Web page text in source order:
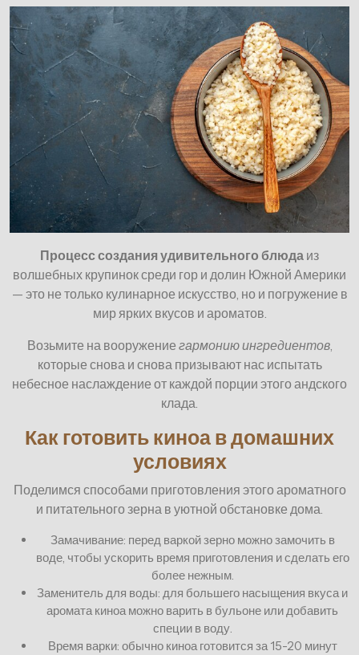
Процесс создания удивительного блюда из
волшебных крупинок среди гор и долин Южной Америки
— это не только кулинарное искусство, но и погружение в
мир ярких вкусов и ароматов.
Возьмите на вооружение гармонию ингредиентов,
которые снова и снова призывают нас испытать
небесное наслаждение от каждой порции этого андского
клада.
Как готовить киноа в домашних
условиях
Поделимся способами приготовления этого ароматного
и питательного зерна в уютной обстановке дома.
Замачивание: перед варкой зерно можно замочить в
воде, чтобы ускорить время приготовления и сделать его
более нежным.
Заменитель для воды: для большего насыщения вкуса и
аромата киноа можно варить в бульоне или добавить
специи в воду.
Время варки: обычно киноа готовится за 15-20 минут